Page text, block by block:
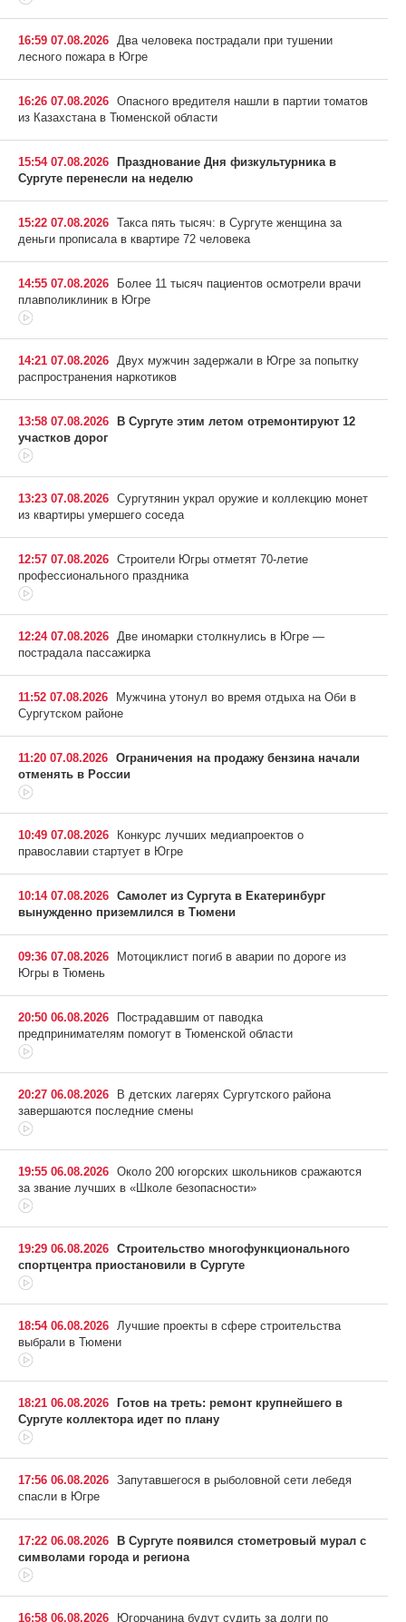
16:59 07.08.2026 Два человека пострадали при тушении
лесного пожара в Югре
16:26 07.08.2026 Опасного вредителя нашли в партии томатов
из Казахстана в Тюменской области
15:54 07.08.2026
Празднование Дня физкультурника в
Сургуте перенесли на неделю
15:22 07.08.2026 Такса пять тысяч: в Сургуте женщина за
деньги прописала в квартире 72 человека
14:55 07.08.2026
Более 11 тысяч пациентов осмотрели врачи
плавполиклиник в Югре
14:21 07.08.2026 Двух мужчин задержали в Югре за попытку
распространения наркотиков
13:58 07.08.2026
В Сургуте этим летом отремонтируют 12
участков дорог
13:23 07.08.2026 Сургутянин украл оружие и коллекцию монет
из квартиры умершего соседа
12:57 07.08.2026 Строители Югры отметят 70-летие
профессионального праздника
12:24 07.08.2026 Две иномарки столкнулись в Югре —
пострадала пассажирка
11:52 07.08.2026
Мужчина утонул во время отдыха на Оби в
Сургутском районе
11:20 07.08.2026 Ограничения на продажу бензина начали
отменять в России
10:49 07.08.2026
Конкурс лучших медиапроектов о
православии стартует в Югре
10:14 07.08.2026 Самолет из Сургута в Екатеринбург
вынужденно приземлился в Тюмени
09:36 07.08.2026
Мотоциклист погиб в аварии по дороге из
Югры в Тюмень
20:50 06.08.2026
Пострадавшим от паводка
предпринимателям помогут в Тюменской области
20:27 06.08.2026
В детских лагерях Сургутского района
завершаются последние смены
19:55 06.08.2026 Около 200 югорских школьников сражаются
за звание лучших в «Школе безопасности»
19:29 06.08.2026 Строительство многофункционального
спортцентра приостановили в Сургуте
18:54 06.08.2026 Лучшие проекты в сфере строительства
выбрали в Тюмени
18:21 06.08.2026
Готов на треть: ремонт крупнейшего в
Сургуте коллектора идет по плану
17:56 06.08.2026 Запутавшегося в рыболовной сети лебедя
спасли в Югре
17:22 06.08.2026
В Сургуте появился стометровый мурал с
символами города и региона
16:58 06.08.2026
Югорчанина будут судить за долги по